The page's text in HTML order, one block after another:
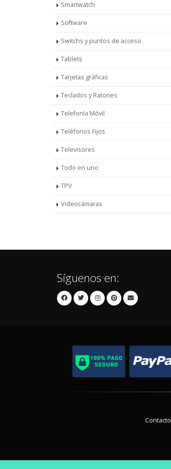
Smartwatch
Software
Switchs y puntos de acceso
Tablets
Tarjetas gráficas
Teclados y Ratones
Telefonía Móvil
Teléfonos Fijos
Televisores
Todo en uno
TPV
Videocámaras
Síguenos en:
Contacto